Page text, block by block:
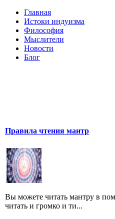
Главная
Истоки индуизма
Философия
Мыслители
Новости
Блог
Правила чтения мантр
Вы можете читать мантру в
читать и громко и ти...